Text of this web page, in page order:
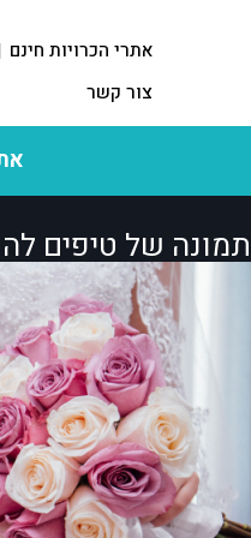
אתרי הכרויות חינם
צור קשר
תמונה של טיפים